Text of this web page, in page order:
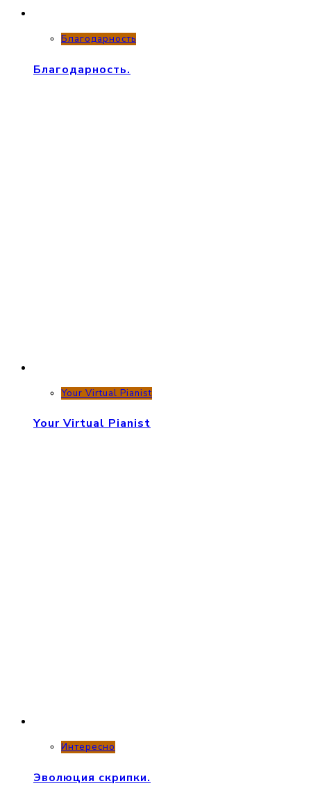
Благодарность
Благодарность.
Your Virtual Pianist
Your Virtual Pianist
Интересно
Эволюция скрипки.